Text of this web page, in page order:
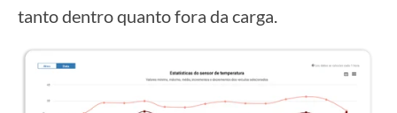
tanto dentro quanto fora da carga.